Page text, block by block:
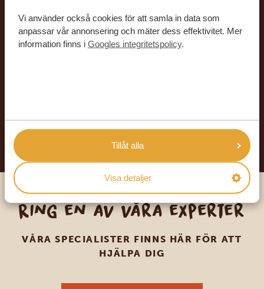
Vi använder också cookies för att samla in data som
anpassar vår annonsering och mäter dess effektivitet. Mer
information finns i Googles integritetspolicy.
Tillåt alla
Visa detaljer
Låt oss skräddarsy din
drömresa
BÖRJA PLANERA DIN DRÖMRESA
Ring en av våra experter
VÅRA SPECIALISTER FINNS HÄR FÖR ATT
HJÄLPA DIG